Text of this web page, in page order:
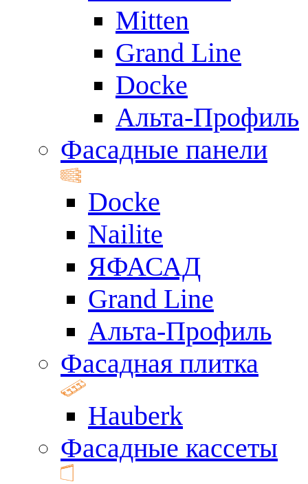
Mitten
Grand Line
Docke
Альта-Профиль
Фасадные панели
Docke
Nailite
ЯФАСАД
Grand Line
Альта-Профиль
Фасадная плитка
Hauberk
Фасадные кассеты